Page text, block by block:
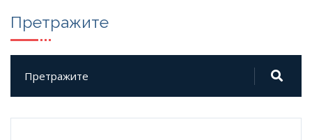
Претражите